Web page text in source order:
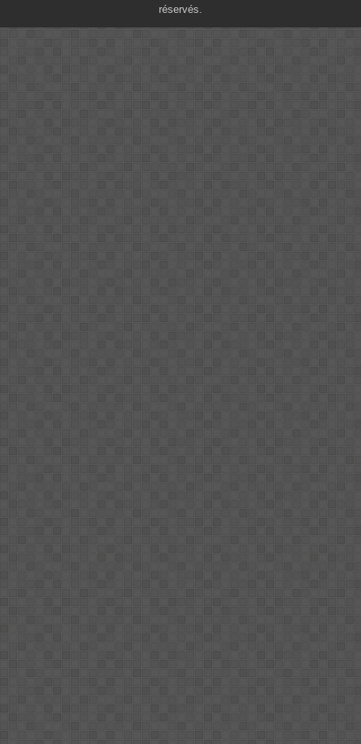
réservés.